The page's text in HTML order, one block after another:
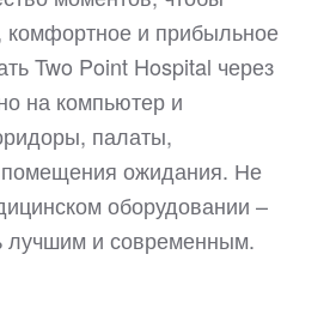
комфортное и прибыльное
Two Point Hospital через
на компьютер и
палаты,
ожидания. Не
оборудовании –
лучшим и современным.